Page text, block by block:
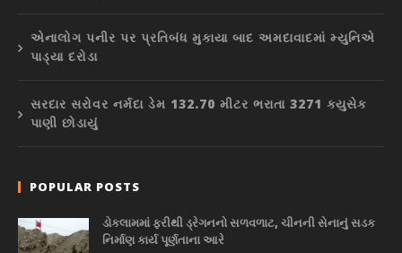
એનાલોગ પનીર પર પ્રતિબંધ મુકાયા બાદ અમદાવાદમાં મ્યુનિએ
પાડ્યા દરોડા
સરદાર સરોવર નર્મદા ડેમ 132.70 મીટર ભરાતા 3271 ક્યુસેક
પાણી છોડાયું
POPULAR POSTS
ડોકલામમાં ફરીથી ડ્રેગનનો સળવળાટ, ચીનની સેનાનું સડક
નિર્માણ કાર્ય પૂર્ણતાના આરે